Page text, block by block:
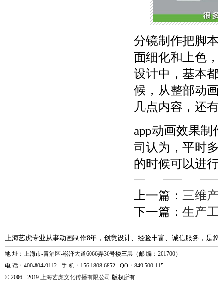
分镜制作把脚
面细化和上色
设计中，基本
候，从整部动
几点内容，还
app动画效果
司 认为，平时
的时候可以进
上一篇： 三维
下一篇： 生产
上海艺虎专业从事动画制作8年，创意设计、经验丰富、诚信服务，是
地 址：上海市-青浦区-崧泽大道6066弄36号楼三层（邮 编：201700）
电 话：400-804-9112 手 机：156 1808 6852 QQ：849 500 115
© 2006 - 2019 上海艺虎文化传播有限公司 版权所有